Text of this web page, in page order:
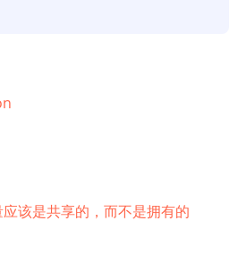
应该是共享的，而不是拥有的